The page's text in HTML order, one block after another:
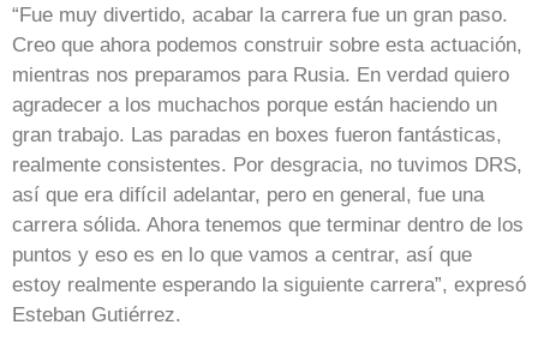
“Fue muy divertido, acabar la carrera fue un gran paso.
Creo que ahora podemos construir sobre esta actuación,
mientras nos preparamos para Rusia. En verdad quiero
agradecer a los muchachos porque están haciendo un
gran trabajo. Las paradas en boxes fueron fantásticas,
realmente consistentes. Por desgracia, no tuvimos DRS,
así que era difícil adelantar, pero en general, fue una
carrera sólida. Ahora tenemos que terminar dentro de los
puntos y eso es en lo que vamos a centrar, así que
estoy realmente esperando la siguiente carrera”, expresó
Esteban Gutiérrez.